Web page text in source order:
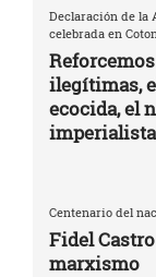
Declaración de la
celebrada en
ilegítimas,
ecocida, el
Centenario del
Fidel
marxismo